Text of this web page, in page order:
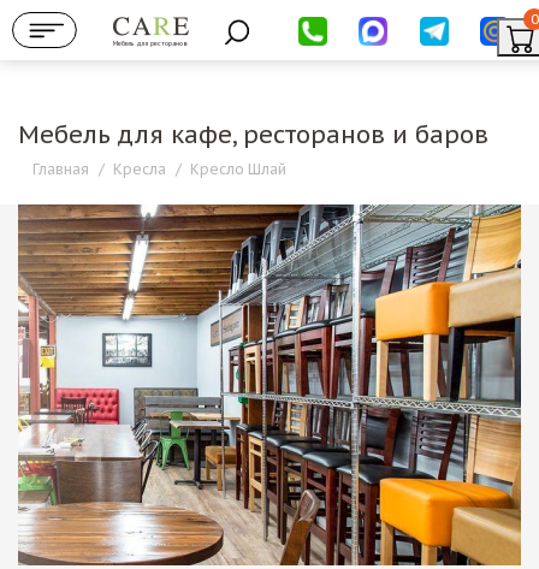
Мебель для ресторанов
0
Мебель для кафе, ресторанов и баров
Главная / Кресла / Кресло Шлай